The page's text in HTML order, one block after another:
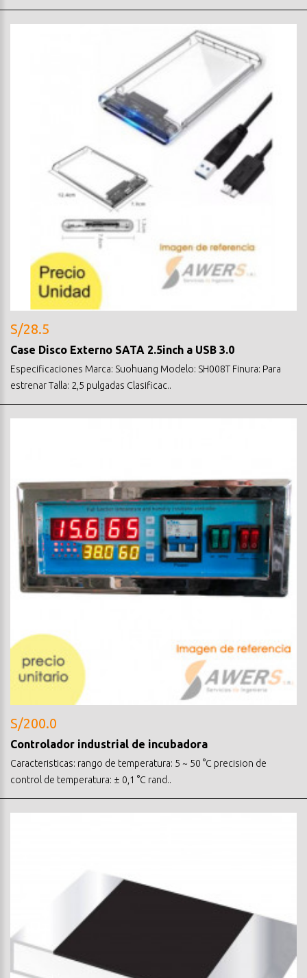
S/28.5
Case Disco Externo SATA 2.5inch a USB 3.0
Especificaciones Marca: Suohuang Modelo: SH008T Finura: Para
estrenar Talla: 2,5 pulgadas Clasificac..
S/200.0
Controlador industrial de incubadora
Caracteristicas: rango de temperatura: 5 ~ 50 °C precision de
control de temperatura: ± 0,1 °C rand..